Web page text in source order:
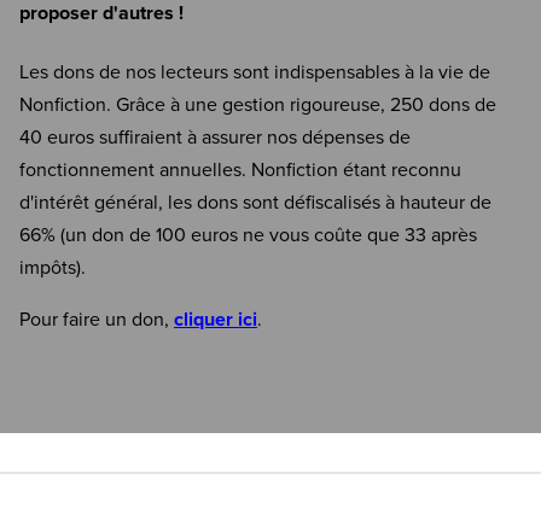
proposer d'autres !
Les dons de nos lecteurs sont indispensables à la vie de
Nonfiction. Grâce à une gestion rigoureuse, 250 dons de
40 euros suffiraient à assurer nos dépenses de
fonctionnement annuelles. Nonfiction étant reconnu
d'intérêt général, les dons sont défiscalisés à hauteur de
66% (un don de 100 euros ne vous coûte que 33 après
impôts).
Pour faire un don, cliquer ici.